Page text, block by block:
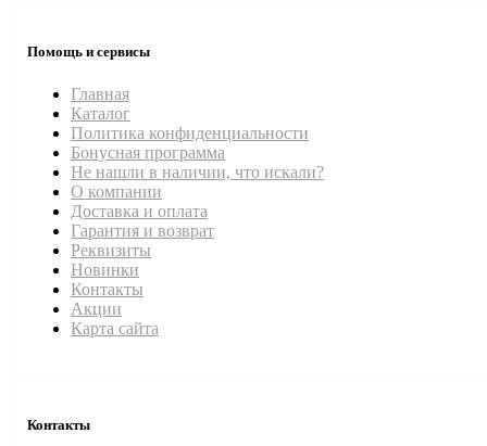
Помощь и сервисы
Главная
Каталог
Политика конфиденциальности
Бонусная программа
Не нашли в наличии, что искали?
О компании
Доставка и оплата
Гарантия и возврат
Реквизиты
Новинки
Контакты
Акции
Карта сайта
Контакты